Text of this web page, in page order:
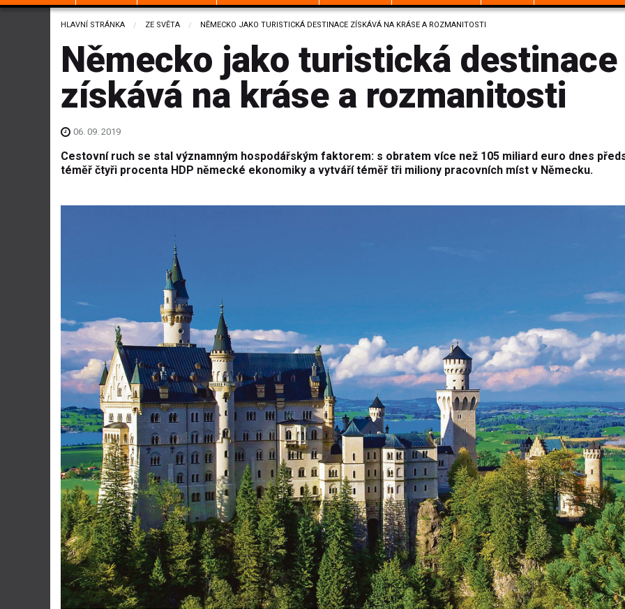
HLAVNÍ STRÁNKA ZE SVĚTA CURRENT:
NĚMECKO JAKO TURISTICKÁ DESTINACE ZÍSKÁVÁ NA KRÁSE A ROZMANITOSTI
Německo jako turistická destinace
získává na kráse a rozmanitosti
06. 09. 2019
Cestovní ruch se stal významným hospodářským faktorem: s obratem více než 105 miliard euro dnes
téměř čtyři procenta HDP německé ekonomiky a vytváří téměř tři miliony pracovních míst v Německu.